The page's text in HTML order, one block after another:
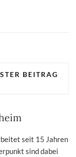
BEITRAG
seit 15 Jahren
sind dabei